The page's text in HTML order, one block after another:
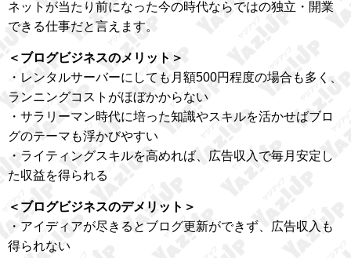
ネットが当たり前になった今の時代ならではの独立・開業
できる仕事だと言えます。
＜ブログビジネスのメリット＞
・レンタルサーバーにしても月額500円程度の場合も多く、
ランニングコストがほぼかからない
・サラリーマン時代に培った知識やスキルを活かせばブロ
グのテーマも浮かびやすい
・ライティングスキルを高めれば、広告収入で毎月安定し
た収益を得られる
＜ブログビジネスのデメリット＞
・アイディアが尽きるとブログ更新ができず、広告収入も
得られない